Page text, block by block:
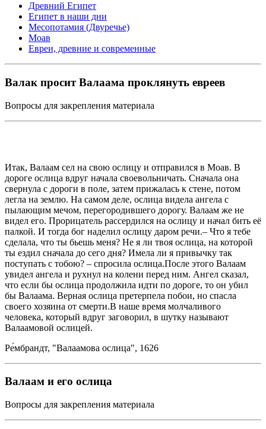
Древний Египет
Египет в наши дни
Месопотамия (Двуречье)
Моав
Евреи, древние и современные
Валак просит Валаама проклянуть евреев
Вопросы для закрепления материала
Итак, Валаам сел на свою ослицу и отправился в Моав. В
дороге ослица вдруг начала своевольничать. Сначала она
свернула с дороги в поле, затем прижалась к стене, потом
легла на землю. На самом деле, ослица видела ангела с
пылающим мечом, перегородившего дорогу. Валаам же не
видел его. Прорицатель рассердился на ослицу и начал бить её
палкой. И тогда бог наделил ослицу даром речи.– Что я тебе
сделала, что ты бьешь меня? Не я ли твоя ослица, на которой
ты ездил сначала до сего дня? Имела ли я привычку так
поступать с тобою? – спросила ослица.После этого Валаам
увидел ангела и рухнул на колени перед ним. Ангел сказал,
что если бы ослица продолжила идти по дороге, то он убил
бы Валаама. Верная ослица претерпела побои, но спасла
своего хозяина от смерти.В наше время молчаливого
человека, который вдруг заговорил, в шутку называют
Валаамовой ослицей.
Ре́мбрандт, "Валаамова ослица", 1626
Валаам и его ослица
Вопросы для закрепления материала